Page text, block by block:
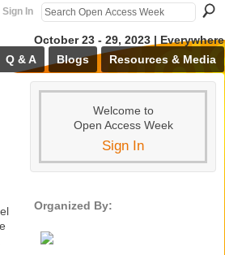
Sign In
October 23 - 29, 2023 | Everywhere
Q & A Blogs Resources & Media
Welcome to
Open Access Week
Sign In
Organized By: